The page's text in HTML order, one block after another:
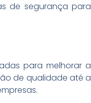
de segurança para
para melhorar a
de qualidade até a